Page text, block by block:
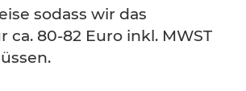
sodass wir das
ca. 80-82 Euro inkl. MWST